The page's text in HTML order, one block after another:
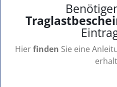
Hierfinden Sie eine